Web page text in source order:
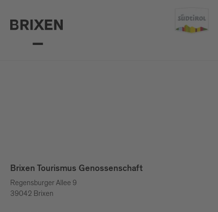
Brixen Tourismus Genossenschaft
Regensburger Allee 9
39042 Brixen